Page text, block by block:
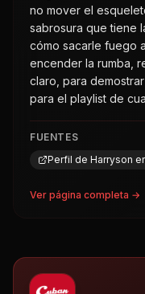
no mover el
sabrosura que tiene
cómo sacarle fuego
encender la rumba,
claro, para
para el playlist de
FUENTES
Perfil de Harryson
Ver página completa →